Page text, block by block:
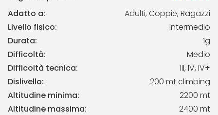
Adatto a:
Adulti, Coppie, Ragazzi
Livello fisico:
Intermedio
Durata:
1g
Difficoltà:
Medio
Difficoltà tecnica:
III, IV, IV+
Dislivello:
200 mt climbing
Altitudine minima:
2200 mt
Altitudine massima:
2400 mt